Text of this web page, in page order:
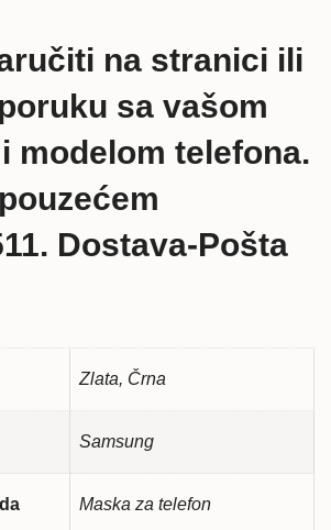
na stranici ili
sa vašom
modelom telefona.
Dostava-Pošta
Zlata, Črna
Samsung
Maska za telefon